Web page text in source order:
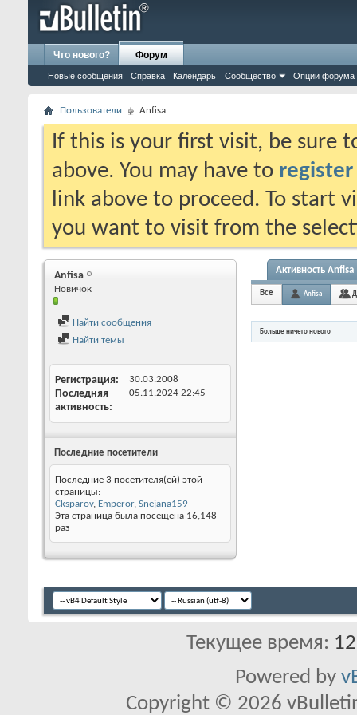
Что нового? Форум
Новые сообщения Справка Календарь Сообщество Опции форума
Пользователи Anfisa
If this is your first visit, be sure
above. You may have to register
link above to proceed. To start
you want to visit from the
Anfisa
Новичок
Найти сообщения
Найти темы
Регистрация 30.03.2008
Последняя
активность
05.11.2024 22:45
Последние посетители
Последние 3 посетителя(ей) этой
страницы:
Cksparov, Emperor, Snejana159
Эта страница была посещена 16,148
раз
Активность Anfisa
Все Anfisa
Больше ничего нового
Текущее время:
Powered by
Copyright © 2026